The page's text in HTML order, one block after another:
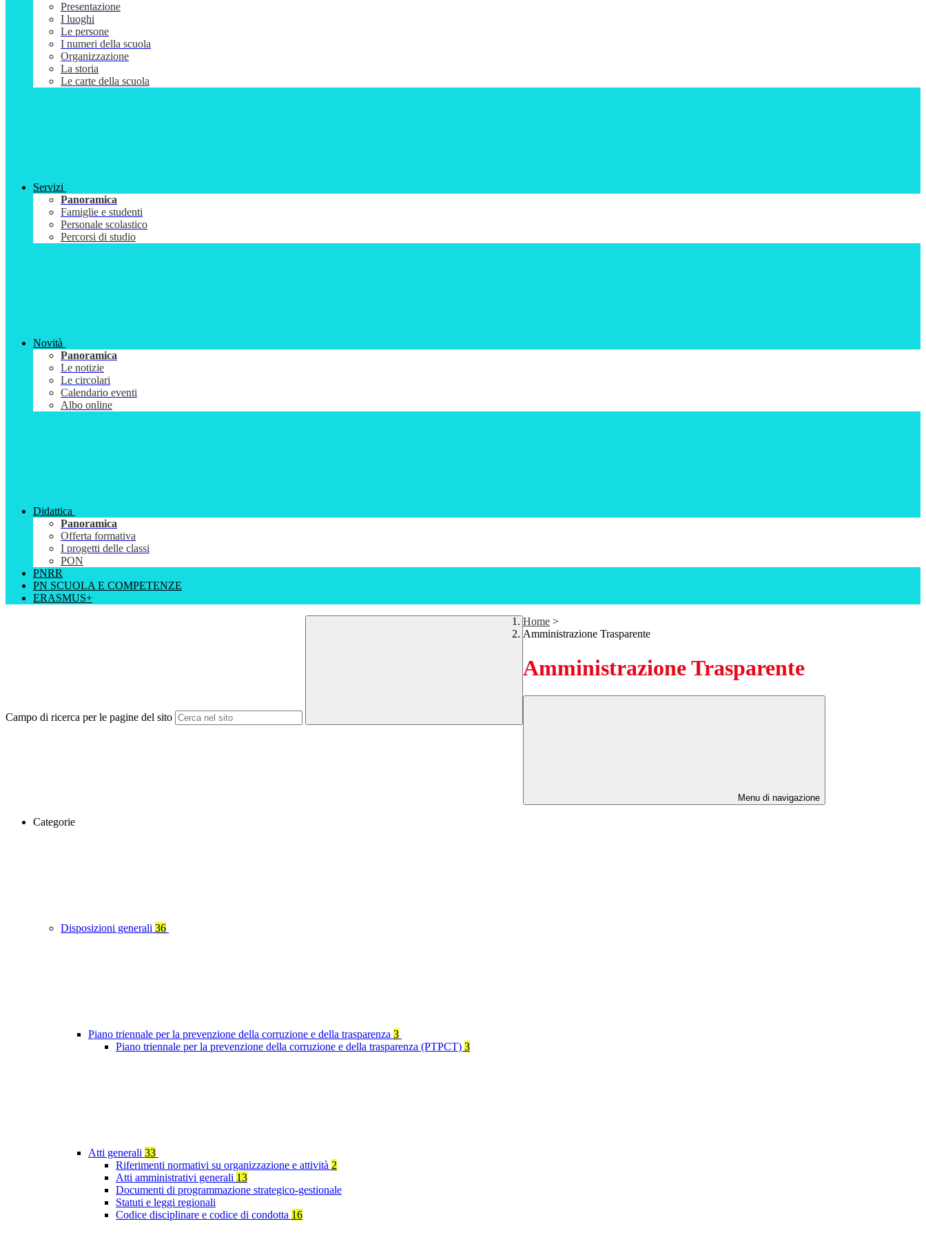
Presentazione
I luoghi
Le persone
I numeri della scuola
Organizzazione
La storia
Le carte della scuola
Servizi
Panoramica
Famiglie e studenti
Personale scolastico
Percorsi di studio
Novità
Panoramica
Le notizie
Le circolari
Calendario eventi
Albo online
Didattica
Panoramica
Offerta formativa
I progetti delle classi
PON
PNRR
PN SCUOLA E COMPETENZE
ERASMUS+
Campo di ricerca per le pagine del sito
Home >
Amministrazione Trasparente
Amministrazione Trasparente
Menu di navigazione
Categorie
Disposizioni generali 36
Piano triennale per la prevenzione della corruzione e della trasparenza 3
Piano triennale per la prevenzione della corruzione e della trasparenza (PTPCT) 3
Atti generali 33
Riferimenti normativi su organizzazione e attività 2
Atti amministrativi generali 13
Documenti di programmazione strategico-gestionale
Statuti e leggi regionali
Codice disciplinare e codice di condotta 16